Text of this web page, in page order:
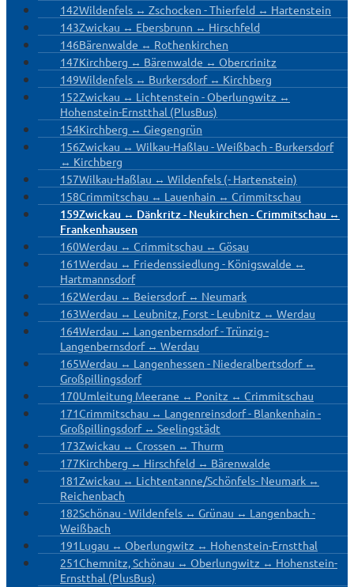
142Wildenfels ↔ Zschocken - Thierfeld ↔ Hartenstein
143Zwickau ↔ Ebersbrunn ↔ Hirschfeld
146Bärenwalde ↔ Rothenkirchen
147Kirchberg ↔ Bärenwalde ↔ Obercrinitz
149Wildenfels ↔ Burkersdorf ↔ Kirchberg
152Zwickau ↔ Lichtenstein - Oberlungwitz ↔
Hohenstein-Ernstthal (PlusBus)
154Kirchberg ↔ Giegengrün
156Zwickau ↔ Wilkau-Haßlau - Weißbach - Burkersdorf
↔ Kirchberg
157Wilkau-Haßlau ↔ Wildenfels (- Hartenstein)
158Crimmitschau ↔ Lauenhain ↔ Crimmitschau
159Zwickau ↔ Dänkritz - Neukirchen - Crimmitschau ↔
Frankenhausen
160Werdau ↔ Crimmitschau ↔ Gösau
161Werdau ↔ Friedenssiedlung - Königswalde ↔
Hartmannsdorf
162Werdau ↔ Beiersdorf ↔ Neumark
163Werdau ↔ Leubnitz, Forst - Leubnitz ↔ Werdau
164Werdau ↔ Langenbernsdorf - Trünzig -
Langenbernsdorf ↔ Werdau
165Werdau ↔ Langenhessen - Niederalbertsdorf ↔
Großpillingsdorf
170Umleitung Meerane ↔ Ponitz ↔ Crimmitschau
171Crimmitschau ↔ Langenreinsdorf - Blankenhain -
Großpillingsdorf ↔ Seelingstädt
173Zwickau ↔ Crossen ↔ Thurm
177Kirchberg ↔ Hirschfeld ↔ Bärenwalde
181Zwickau ↔ Lichtentanne/Schönfels- Neumark ↔
Reichenbach
182Schönau - Wildenfels ↔ Grünau ↔ Langenbach -
Weißbach
191Lugau ↔ Oberlungwitz ↔ Hohenstein-Ernstthal
251Chemnitz, Schönau ↔ Oberlungwitz ↔ Hohenstein-
Ernstthal (PlusBus)